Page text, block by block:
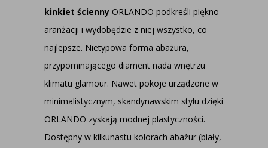
kinkiet ścienny ORLANDO podkreśli piękno
aranżacji i wydobędzie z niej wszystko, co
najlepsze. Nietypowa forma abażura,
przypominającego diament nada wnętrzu
klimatu glamour. Nawet pokoje urządzone w
minimalistycznym, skandynawskim stylu dzięki
ORLANDO zyskają modnej plastyczności.
Dostępny w kilkunastu kolorach abażur (biały,